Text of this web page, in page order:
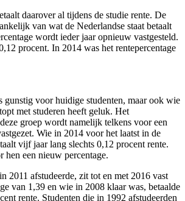
daarover al tijdens de studie rente. De
van wat de Nederlandse staat betaalt
wordt ieder jaar opnieuw vastgesteld.
procent. In 2014 was het rentepercentage
gunstig voor huidige studenten, maar ook wie
met studeren heeft geluk. Het
groep wordt namelijk telkens voor een
Wie in 2014 voor het laatst in de
vijf jaar lang slechts 0,12 procent rente.
hen een nieuw percentage.
2011 afstudeerde, zit tot en met 2016 vast
van 1,39 en wie in 2008 klaar was, betaalde
rente. Studenten die in 1992 afstudeerden